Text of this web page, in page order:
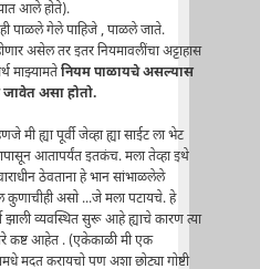
आले होते).
पाळले गेले पाहिजे , पाळले जाते.
असेल तर इतर नियमावलींचा अट्टाहास
माझ्यामतेनियम पाळायचे असल्यास
असा होतो.
मी ह्या पूर्वी जेव्हा ह्या साईट ला भेट
आतापर्यंत इतकंच. मला तेव्हा इथे
ठेवताना हे भान सांभाळलेले
कुणाचीही असो ...जे मला पटायचे. हे
व्यवस्थित सुरू आहे ह्याचे कारण त्या
कष्ट आहेत . (एकेकाळी मी एक
मदत करायचो पण अशा छोट्या गोष्टी